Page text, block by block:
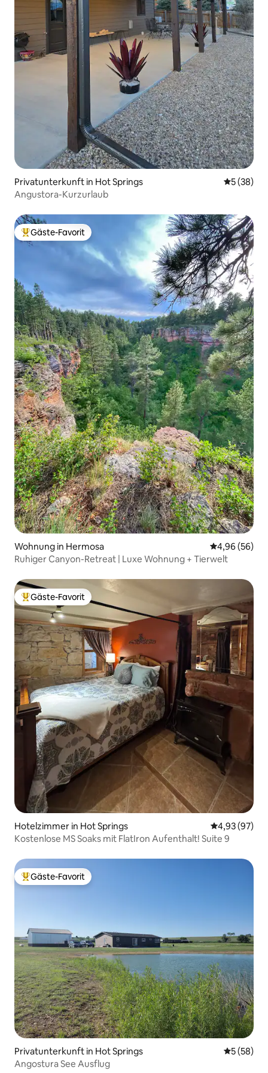
Privatunterkunft in Hot Springs
5 (38)
Angustora-Kurzurlaub
Beliebter Gäste-Favorit.
Gäste-Favorit
Wohnung in Hermosa
4,96 (56)
Ruhiger Canyon-Retreat | Luxe Wohnung + Tierwelt
Beliebter Gäste-Favorit.
Gäste-Favorit
Hotelzimmer in Hot Springs
4,93 (97)
Kostenlose MS Soaks mit FlatIron Aufenthalt! Suite 9
Beliebter Gäste-Favorit.
Gäste-Favorit
Privatunterkunft in Hot Springs
5 (58)
Angostura See Ausflug